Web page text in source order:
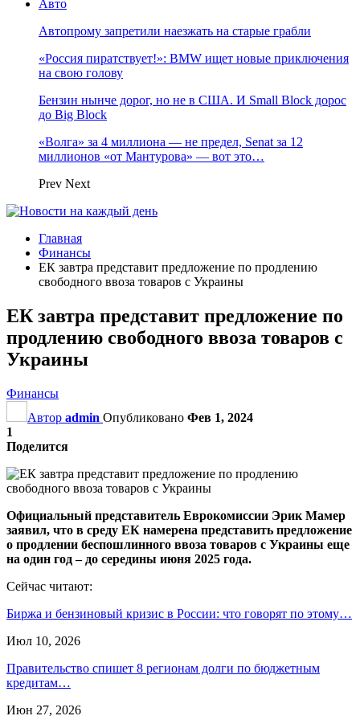
Авто
Автопрому запретили наезжать на старые грабли
«Россия пиратствует!»: BMW ищет новые приключения
на свою голову
Бензин нынче дорог, но не в США. И Small Block дорос
до Big Block
«Волга» за 4 миллиона — не предел, Senat за 12
миллионов «от Мантурова» — вот это…
Prev Next
Главная
Финансы
ЕК завтра представит предложение по продлению
свободного ввоза товаров с Украины
ЕК завтра представит предложение по
продлению свободного ввоза товаров с
Украины
Финансы
Автор admin Опубликовано Фев 1, 2024
1
Поделится
Официальный представитель Еврокомиссии Эрик Мамер
заявил, что в среду ЕК намерена представить предложение
о продлении беспошлинного ввоза товаров с Украины еще
на один год – до середины июня 2025 года.
Сейчас читают:
Биржа и бензиновый кризис в России: что говорят по этому…
Июл 10, 2026
Правительство спишет 8 регионам долги по бюджетным
кредитам…
Июн 27, 2026